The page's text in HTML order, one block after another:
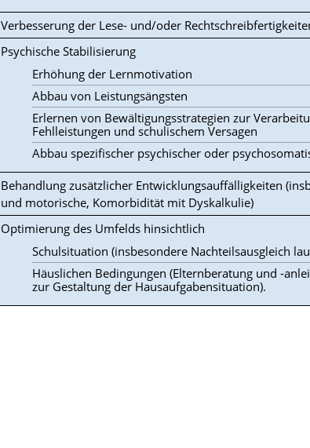
Verbesserung der Lese- und/oder
Psychische Stabilisierung
Erhöhung der Lernmotivation
Abbau von Leistungsängsten
Erlernen von Bewältigungsstrategien zur
Fehlleistungen und schulischem Versagen
Abbau spezifischer psychischer oder
Behandlung zusätzlicher Entwicklungsauffälligkeiten
und motorische, Komorbidität mit Dyskalkulie)
Optimierung des Umfelds hinsichtlich
Schulsituation (insbesondere Nachteilsausgleich
Häuslichen Bedingungen (Elternberatung und -
zur Gestaltung der Hausaufgabensituation).